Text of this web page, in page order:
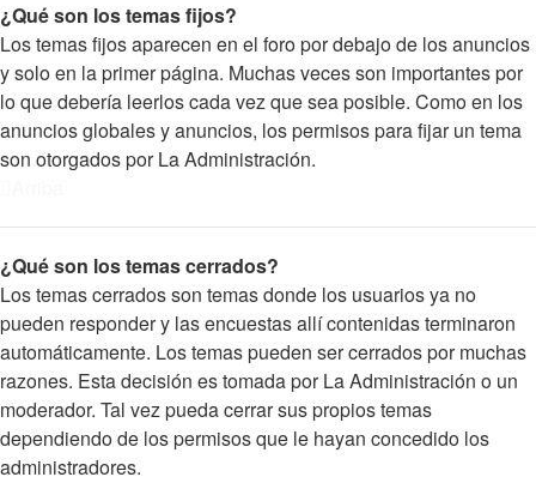
¿Qué son los temas fijos?
Los temas fijos aparecen en el foro por debajo de los anuncios
y solo en la primer página. Muchas veces son importantes por
lo que debería leerlos cada vez que sea posible. Como en los
anuncios globales y anuncios, los permisos para fijar un tema
son otorgados por La Administración.
¿Qué son los temas cerrados?
Los temas cerrados son temas donde los usuarios ya no
pueden responder y las encuestas allí contenidas terminaron
automáticamente. Los temas pueden ser cerrados por muchas
razones. Esta decisión es tomada por La Administración o un
moderador. Tal vez pueda cerrar sus propios temas
dependiendo de los permisos que le hayan concedido los
administradores.